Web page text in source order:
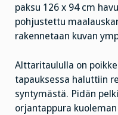
paksu 126 x 94 cm
pohjustettu
rakennetaan kuvan
Alttaritaululla on
tapauksessa haluttiin
syntymästä. Pidän
orjantappura